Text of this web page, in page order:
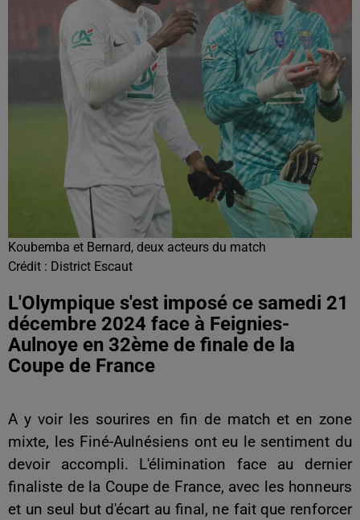
Koubemba et Bernard, deux acteurs du match
Crédit : District Escaut
L'Olympique s'est imposé ce samedi 21
décembre 2024 face à Feignies-
Aulnoye en 32ème de finale de la
Coupe de France
A y voir les sourires en fin de match et en zone
mixte, les Finé-Aulnésiens ont eu le sentiment du
devoir accompli. L'élimination face au dernier
finaliste de la Coupe de France, avec les honneurs
et un seul but d'écart au final, ne fait que renforcer